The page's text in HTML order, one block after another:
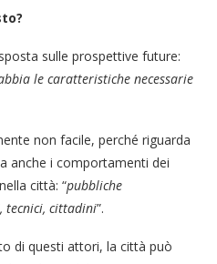
sulle prospettive future:
le caratteristiche necessarie
non facile, perché riguarda
anche i comportamenti dei
città: “pubbliche
tecnici, cittadini”.
di questi attori, la città può